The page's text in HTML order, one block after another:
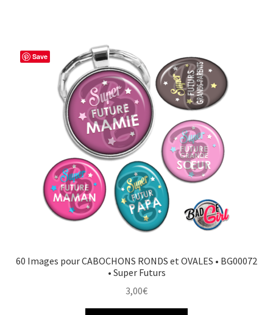
Save
60 Images pour CABOCHONS RONDS et OVALES • BG00072
• Super Futurs
3,00€